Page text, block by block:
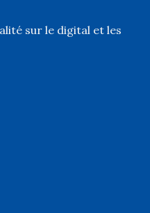
sur le digital et les